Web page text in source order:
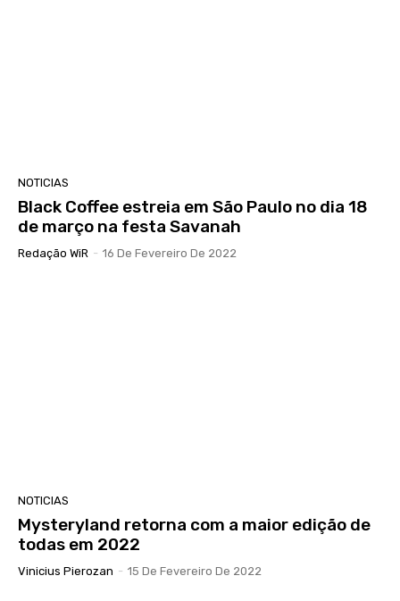
NOTICIAS
Black Coffee estreia em São Paulo no dia 18
de março na festa Savanah
Redação WiR - 16 De Fevereiro De 2022
NOTICIAS
Mysteryland retorna com a maior edição de
todas em 2022
Vinicius Pierozan - 15 De Fevereiro De 2022